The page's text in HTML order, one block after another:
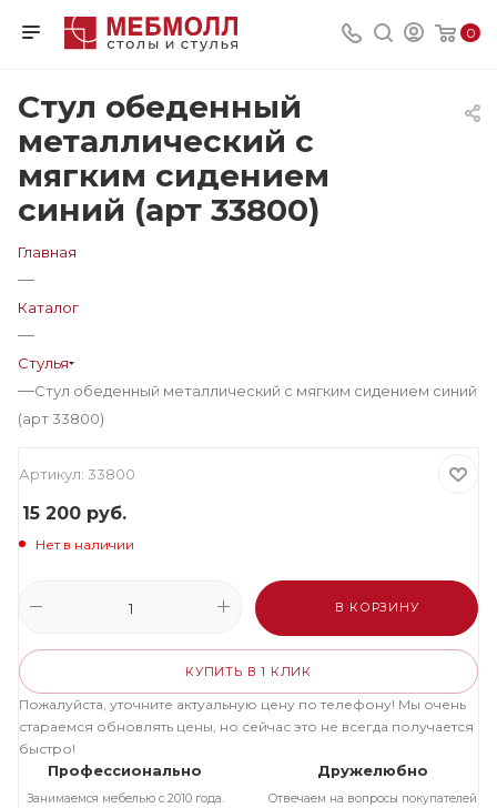
0
Стул обеденный
металлический с
мягким сидением
синий (арт 33800)
Главная
—
Каталог
—
Стулья
—Стул обеденный металлический с мягким сидением синий
(арт 33800)
Артикул: 33800
15 200 руб.
Нет в наличии
В КОРЗИНУ
КУПИТЬ В 1 КЛИК
Пожалуйста, уточните актуальную цену по телефону! Мы очень
стараемся обновлять цены, но сейчас это не всегда получается
быстро!
Профессионально
Занимаемся мебелью с 2010 года.
Дружелюбно
Отвечаем на вопросы покупателей